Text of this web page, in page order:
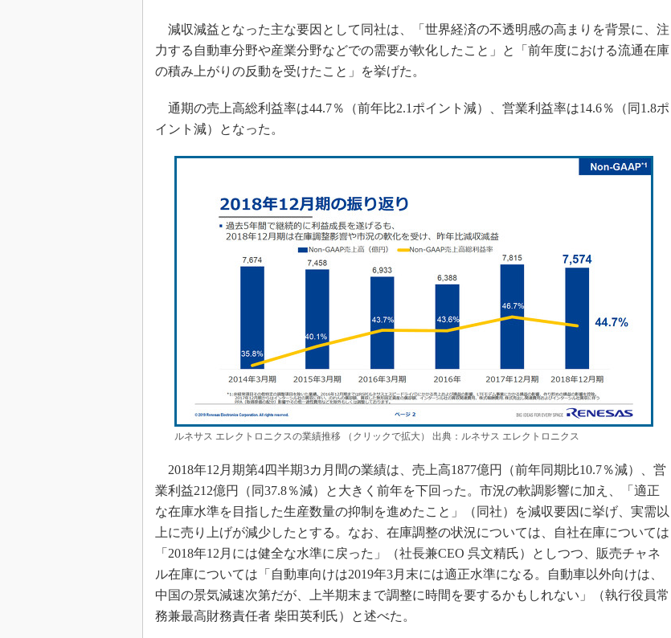
改革、執念の180日
イノベーションは日本を救うのか
JASA発IoT通信
減収減益となった主な要因として同社は、「世界経済の不透明感の高まりを背景に、注
力する自動車分野や産業分野などでの需要が軟化したこと」と「前年度における流通在庫
の積み上がりの反動を受けたこと」を挙げた。
通期の売上高総利益率は44.7％（前年比2.1ポイント減）、営業利益率は14.6％（同1.8ポ
イント減）となった。
ルネサス エレクトロニクスの業績推移 （クリックで拡大） 出典：ルネサス エレクトロニクス
2018年12月期第4四半期3カ月間の業績は、売上高1877億円（前年同期比10.7％減）、営
業利益212億円（同37.8％減）と大きく前年を下回った。市況の軟調影響に加え、「適正
な在庫水準を目指した生産数量の抑制を進めたこと」（同社）を減収要因に挙げ、実需以
上に売り上げが減少したとする。なお、在庫調整の状況については、自社在庫については
「2018年12月には健全な水準に戻った」（社長兼CEO 呉文精氏）としつつ、販売チャネ
ル在庫については「自動車向けは2019年3月末には適正水準になる。自動車以外向けは、
中国の景気減速次第だが、上半期末まで調整に時間を要するかもしれない」（執行役員常
務兼最高財務責任者 柴田英利氏）と述べた。